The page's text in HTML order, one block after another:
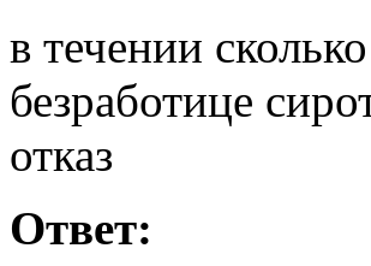
в течении
безработице
отказ
Ответ: